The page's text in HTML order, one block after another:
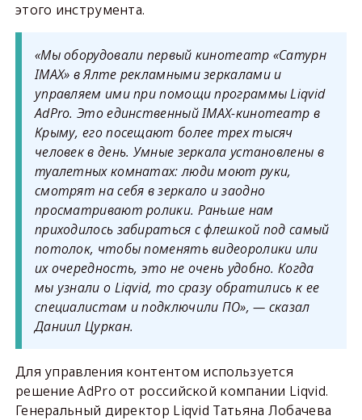
этого инструмента.
«Мы оборудовали первый кинотеатр «Сатурн
IMAX» в Ялте рекламными зеркалами и
управляем ими при помощи программы Liqvid
AdPro. Это единственный IMAX-кинотеатр в
Крыму, его посещают более трех тысяч
человек в день. Умные зеркала установлены в
туалетных комнатах: люди моют руки,
смотрят на себя в зеркало и заодно
просматривают ролики. Раньше нам
приходилось забираться с флешкой под самый
потолок, чтобы поменять видеоролики или
их очередность, это не очень удобно. Когда
мы узнали о Liqvid, то сразу обратились к ее
специалистам и подключили ПО», — сказал
Даниил Цуркан.
Для управления контентом используется
решение AdPro от российской компании Liqvid.
Генеральный директор Liqvid Татьяна Лобачева